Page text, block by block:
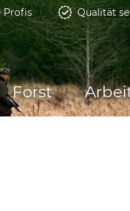
Profis Qualität
Forst